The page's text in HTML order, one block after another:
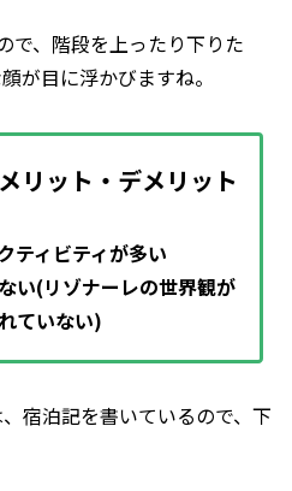
で、階段を上ったり下りた
が目に浮かびますね。
リット・デメリット
ティビティが多い
い(リゾナーレの世界観が
ていない)
宿泊記を書いているので、下